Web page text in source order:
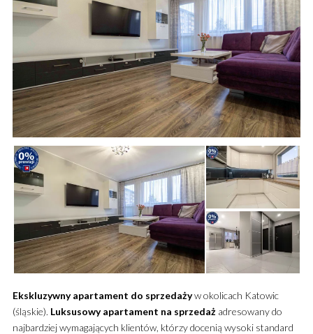
Ekskluzywny apartament do sprzedażyw okolicach Katowic
(śląskie). Luksusowy apartament na sprzedażadresowany do
najbardziej wymagających klientów, którzy docenią wysoki standard